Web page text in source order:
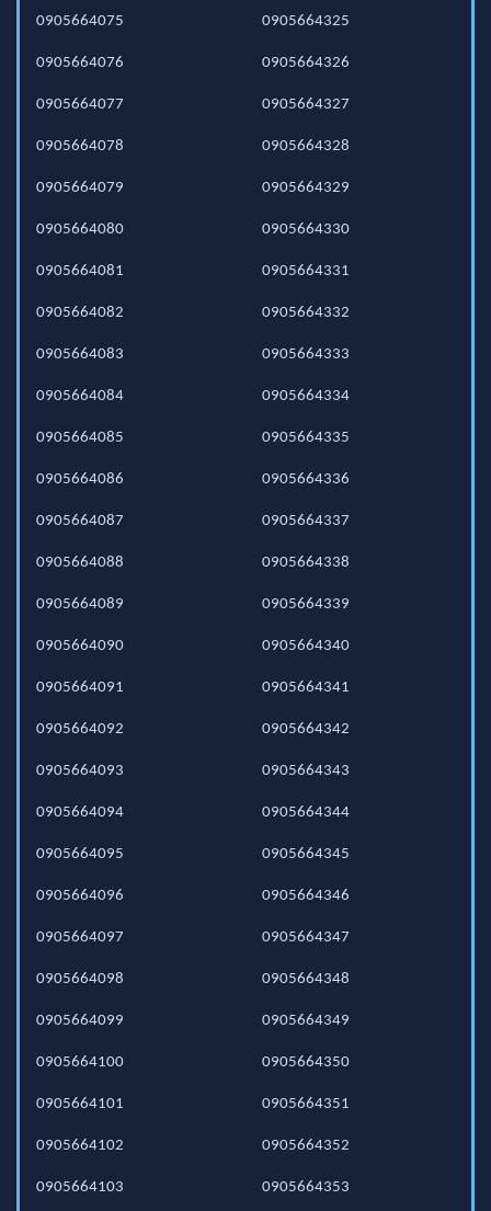
0905664075
0905664076
0905664077
0905664078
0905664079
0905664080
0905664081
0905664082
0905664083
0905664084
0905664085
0905664086
0905664087
0905664088
0905664089
0905664090
0905664091
0905664092
0905664093
0905664094
0905664095
0905664096
0905664097
0905664098
0905664099
0905664100
0905664101
0905664102
0905664103
0905664325
0905664326
0905664327
0905664328
0905664329
0905664330
0905664331
0905664332
0905664333
0905664334
0905664335
0905664336
0905664337
0905664338
0905664339
0905664340
0905664341
0905664342
0905664343
0905664344
0905664345
0905664346
0905664347
0905664348
0905664349
0905664350
0905664351
0905664352
0905664353